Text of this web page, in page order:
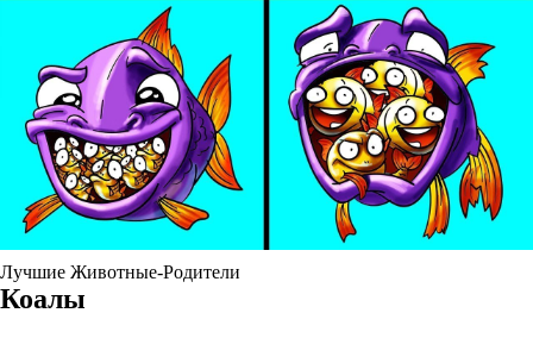
Лучшие Животные-Родители
Коалы